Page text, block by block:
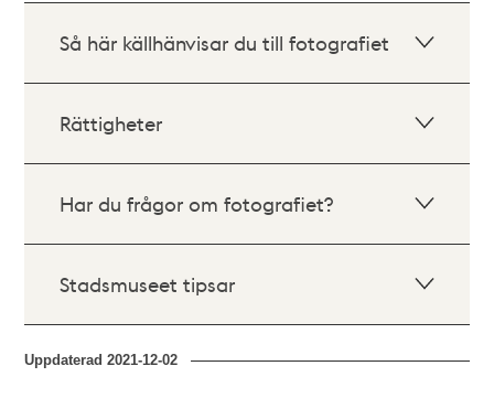
Så här källhänvisar du till fotografiet
Rättigheter
Har du frågor om fotografiet?
Stadsmuseet tipsar
Uppdaterad2021-12-02